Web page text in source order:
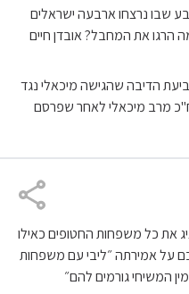
שבו נרצחו ארבעה ישראלים
הרגו את המחבל? אובדן חיים
הדיבה שהגישה מיכאלי נגד
ח"כ מרב מיכאלי לאחר שפרסם
את כל משפחות החטופים כאילו
על אמירתה ״ליבי עם משפחות
המשיחי גורמים להם״